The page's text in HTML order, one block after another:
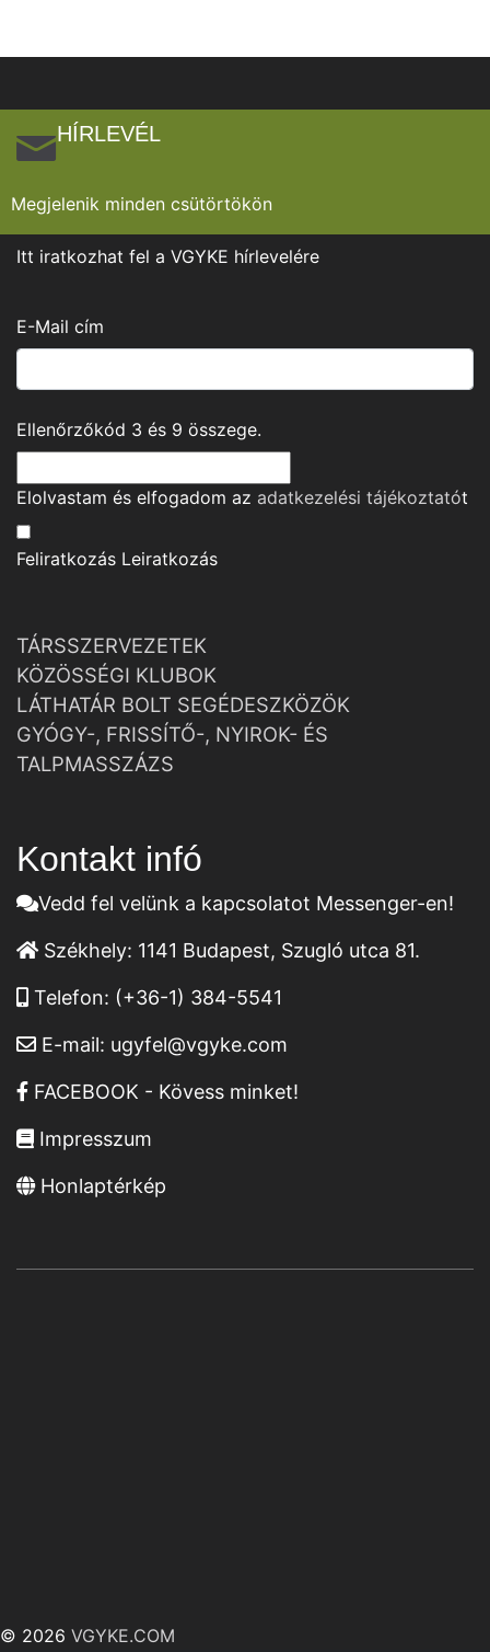
HÍRLEVÉL
Megjelenik minden csütörtökön
Itt iratkozhat fel a VGYKE hírlevelére
E-Mail cím
Ellenőrzőkód 3 és 9 összege.
Elolvastam és elfogadom az adatkezelési tájékoztatót
Feliratkozás Leiratkozás
TÁRSSZERVEZETEK
KÖZÖSSÉGI KLUBOK
LÁTHATÁR BOLT SEGÉDESZKÖZÖK
GYÓGY-, FRISSÍTŐ-, NYIROK- ÉS
TALPMASSZÁZS
Kontakt infó
Vedd fel velünk a kapcsolatot Messenger-en!
Székhely: 1141 Budapest, Szugló utca 81.
Telefon: (+36-1) 384-5541
E-mail: ugyfel@vgyke.com
FACEBOOK - Kövess minket!
Impresszum
Honlaptérkép
© 2026 VGYKE.COM